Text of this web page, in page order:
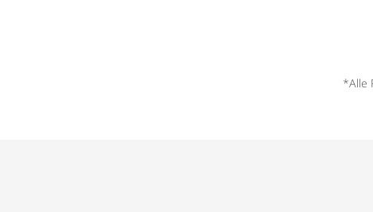
*Alle